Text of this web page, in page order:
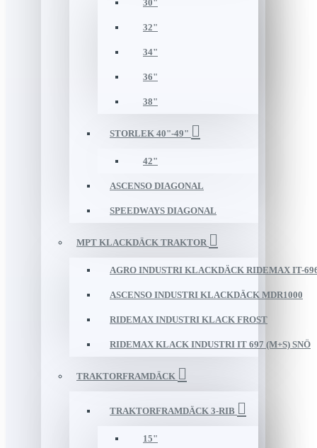
30"
32"
34"
36"
38"
STORLEK 40"-49"
42"
ASCENSO DIAGONAL
SPEEDWAYS DIAGONAL
MPT KLACKDÄCK TRAKTOR
AGRO INDUSTRI KLACKDÄCK RIDEMAX IT-
ASCENSO INDUSTRI KLACKDÄCK MDR1000
RIDEMAX INDUSTRI KLACK FROST
RIDEMAX KLACK INDUSTRI IT 697 (M+S) SNÖ
TRAKTORFRAMDÄCK
TRAKTORFRAMDÄCK 3-RIB
15"